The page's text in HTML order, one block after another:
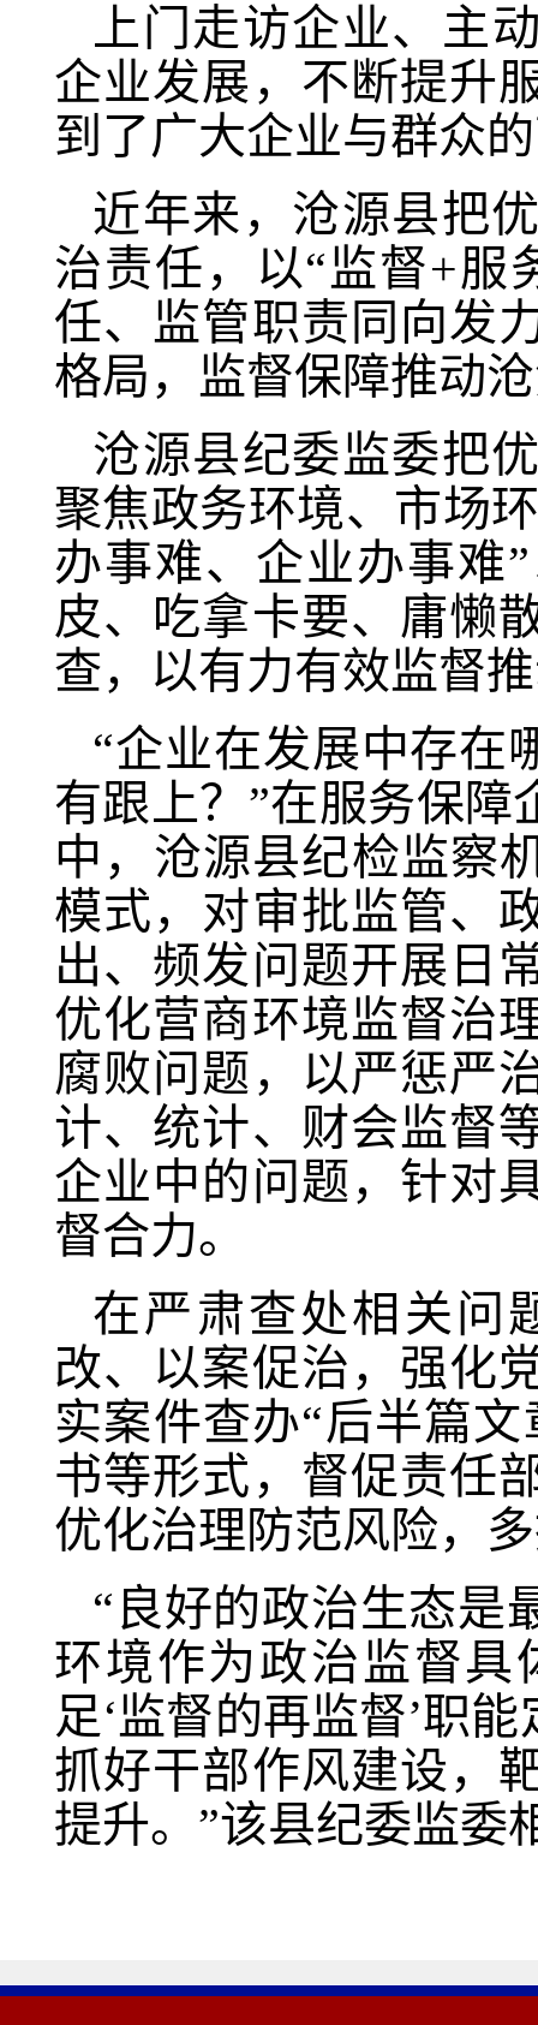
上门走访企业、主
企业发展，不断提升
到了广大企业与群众
近年来，沧源县把
治责任，以“监督+服
任、监管职责同向发
格局，监督保障推动
沧源县纪委监委把
聚焦政务环境、市场
办事难、企业办事难
皮、吃拿卡要、庸懒
查，以有力有效监督
“企业在发展中存在
有跟上？”在服务保
中，沧源县纪检监察
模式，对审批监管、
出、频发问题开展日
优化营商环境监督治
腐败问题，以严惩严
计、统计、财会监督
企业中的问题，针对
督合力。
在严肃查处相关问
改、以案促治，强化
实案件查办“后半篇
书等形式，督促责任
优化治理防范风险，
“良好的政治生态是
环境作为政治监督具
足‘监督的再监督’职
抓好干部作风建设，
提升。”该县纪委监委